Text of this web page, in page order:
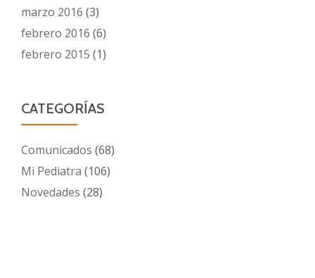
marzo 2016 (3)
febrero 2016 (6)
febrero 2015 (1)
CATEGORÍAS
Comunicados (68)
Mi Pediatra (106)
Novedades (28)